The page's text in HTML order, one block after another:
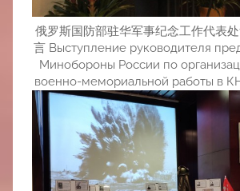
俄罗斯国防部驻华军事纪念工作代表
言 Выступление руководителя
Минобороны России по
военно-мемориальной работы в